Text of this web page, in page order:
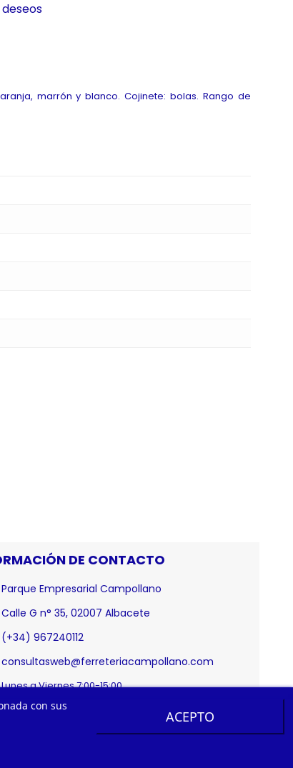
marrón y blanco. Cojinete: bolas. Rango de
DE CONTACTO
Parque Empresarial Campollano
Calle G n° 35, 02007 Albacete
(+34) 967240112
consultasweb@ferreteriacampollano.com
Lunes a Viernes 7:00-15:00
con sus
ACEPTO